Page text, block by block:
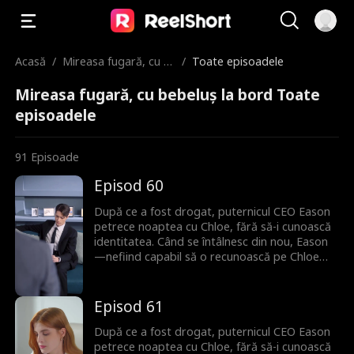
Acasă / Mireasa fugară, cu b
/ Toate episoadele
Mireasa fugară, cu bebeluș la bord Toate
episoadele
91 Episoade
Episod 60
După ce a fost drogat, puternicul CEO Eason
petrece noaptea cu Chloe, fără să-i cunoască
identitatea. Când se întâlnesc din nou, Eason
—nefiind capabil să o recunoască pe Chloe—o
cu copilul lui. Tocmai când se confruntă cu
această revelație, Eason, disperat să-și
salveze bunica, acceptă să se căsătorească cu
Maura, zdrobindu-i inima lui Chloe. Refuzând
Episod 61
După ce a fost drogat, puternicul CEO Eason
petrece noaptea cu Chloe, fără să-i cunoască